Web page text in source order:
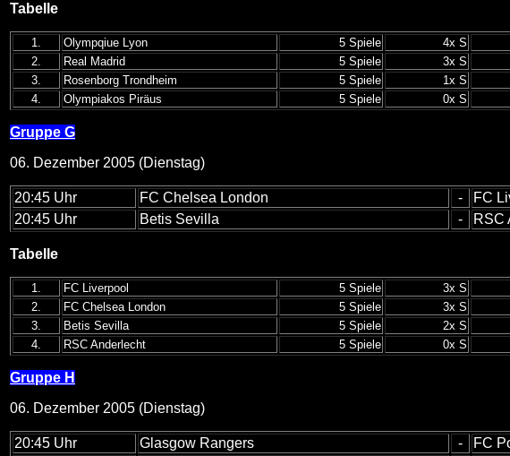
Tabelle
1. Olympqiue Lyon 5 Spiele 4x S
2.
Real Madrid 5 Spiele 3x S
3.
Rosenborg Trondheim 5 Spiele 1x S
4.
Olympiakos Piräus 5 Spiele 0x S
Gruppe G
06. Dezember 2005 (Dienstag)
20:45 Uhr FC Chelsea London -
FC
20:45 Uhr
Betis Sevilla - RSC
Tabelle
1. FC Liverpool 5 Spiele 3x S
2.
FC Chelsea London 5 Spiele 3x S
3.
Betis Sevilla 5 Spiele 2x S
4.
RSC Anderlecht 5 Spiele 0x S
Gruppe H
06. Dezember 2005 (Dienstag)
20:45 Uhr Glasgow Rangers - FC